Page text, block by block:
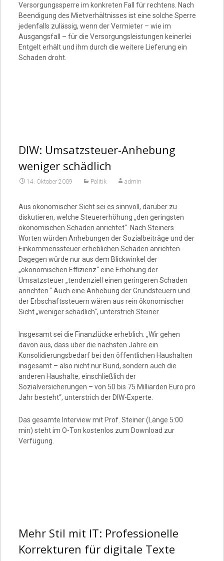
Versorgungssperre im konkreten Fall für rechtens. Nach
Beendigung des Mietverhältnisses ist eine solche Sperre
jedenfalls zulässig, wenn der Vermieter – wie im
Ausgangsfall – für die Versorgungsleistungen keinerlei
Entgelt erhält und ihm durch die weitere Lieferung ein
Schaden droht.
DIW: Umsatzsteuer-Anhebung
weniger schädlich
14. Oktober 2009 Politik admin
Aus ökonomischer Sicht sei es sinnvoll, darüber zu
diskutieren, welche Steuererhöhung „den geringsten
ökonomischen Schaden anrichtet“. Nach Steiners
Worten würden Anhebungen der Sozialbeiträge und der
Einkommenssteuer erheblichen Schaden anrichten.
Dagegen würde nur aus dem Blickwinkel der
„ökonomischen Effizienz“ eine Erhöhung der
Umsatzsteuer „tendenziell einen geringeren Schaden
anrichten.“ Auch eine Anhebung der Grundsteuern und
der Erbschaftssteuern wären aus rein ökonomischer
Sicht „weniger schädlich“, unterstrich Steiner.
Insgesamt sei die Finanzlücke erheblich: „Wir gehen
davon aus, dass über die nächsten Jahre ein
Konsolidierungsbedarf bei den öffentlichen Haushalten
insgesamt – also nicht nur Bund, sondern auch die
anderen Haushalte, einschließlich der
Sozialversicherungen – von 50 bis 75 Milliarden Euro pro
Jahr besteht“, unterstrich der DIW-Experte.
Das gesamte Interview mit Prof. Steiner (Länge 5:00
min) steht im O-Ton kostenlos zum Download zur
Verfügung.
Mehr Stil mit IT: Professionelle
Korrekturen für digitale Texte